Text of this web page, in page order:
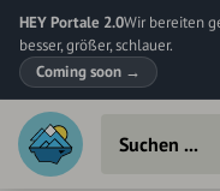
HEY Portale 2.0Wir bereiten
besser, größer, schlauer.
Coming soon →